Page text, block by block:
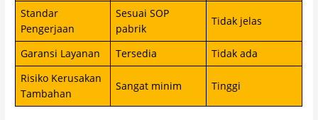
Standar
Pengerjaan
Sesuai SOP
pabrik
Tidak jelas
Garansi Layanan Tersedia
Tidak ada
Risiko Kerusakan
Tambahan
Sangat minim Tinggi